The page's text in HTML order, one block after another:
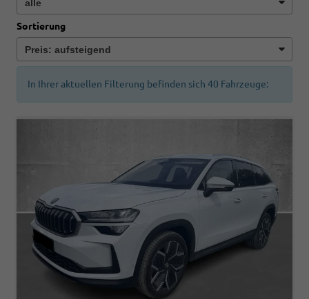
Sortierung
In Ihrer aktuellen Filterung befinden sich 40 Fahrzeuge: